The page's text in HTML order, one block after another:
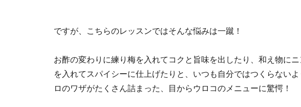
ですが、こちらのレッスンではそんな悩みは一蹴！
お酢の変わりに練り梅を入れてコクと旨味を出したり、和え物にニ
を入れてスパイシーに仕上げたりと、いつも自分ではつくらない
ロのワザがたくさん詰まった、目からウロコのメニューに驚愕！